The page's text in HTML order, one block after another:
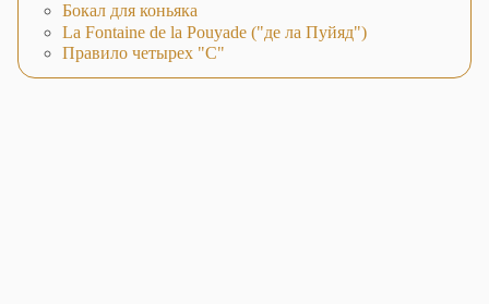
Бокал для коньяка
La Fontaine de la Pouyade ("де ла Пуйяд")
Правило четырех "С"